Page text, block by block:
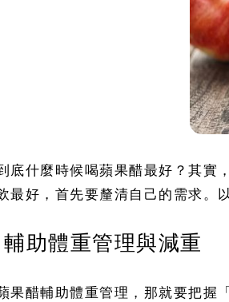
底什麼時候喝蘋果醋最好？其實
最好，首先要釐清自己的需求。
助體重管理與減重
果醋輔助體重管理，那就要把握